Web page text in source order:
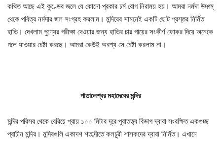
কথিত আছে এই কুণ্ডের জলে যে কোনো প্রকার চর্ম রোগ নিরাময় হয়। আমরা নর্মদা উদ্গম্
থেকে পবিত্র নর্মদার জল সংগ্রহ করলাম। মন্দিরের সামনেই একটি ছোট প্রস্তর নির্মিত
হাতি। দেখলাম পুণ্যের পরীক্ষা দেওয়ার জন্য হাতির চার পায়ের সংকীর্ণ ফোকর দিয়ে অনেকে
গলে যাওয়ার চেষ্টা করছে। আমরা কেউই অবশ্য সে চেষ্টা করলাম না।
পাতালেশ্বর মহাদেবের মন্দির
মন্দির পরিসর থেকে বেরিয়ে প্রায় ১০০ মিটার দূরে পুরাতত্ত্ব বিভাগ দ্বারা সংরক্ষিত একগুচ্ছ
প্রাচীন মন্দির। মন্দিরগুলি একাদশ শতাব্দীতে কলচুরী শাসকদের দ্বারা নির্মিত। এখানে